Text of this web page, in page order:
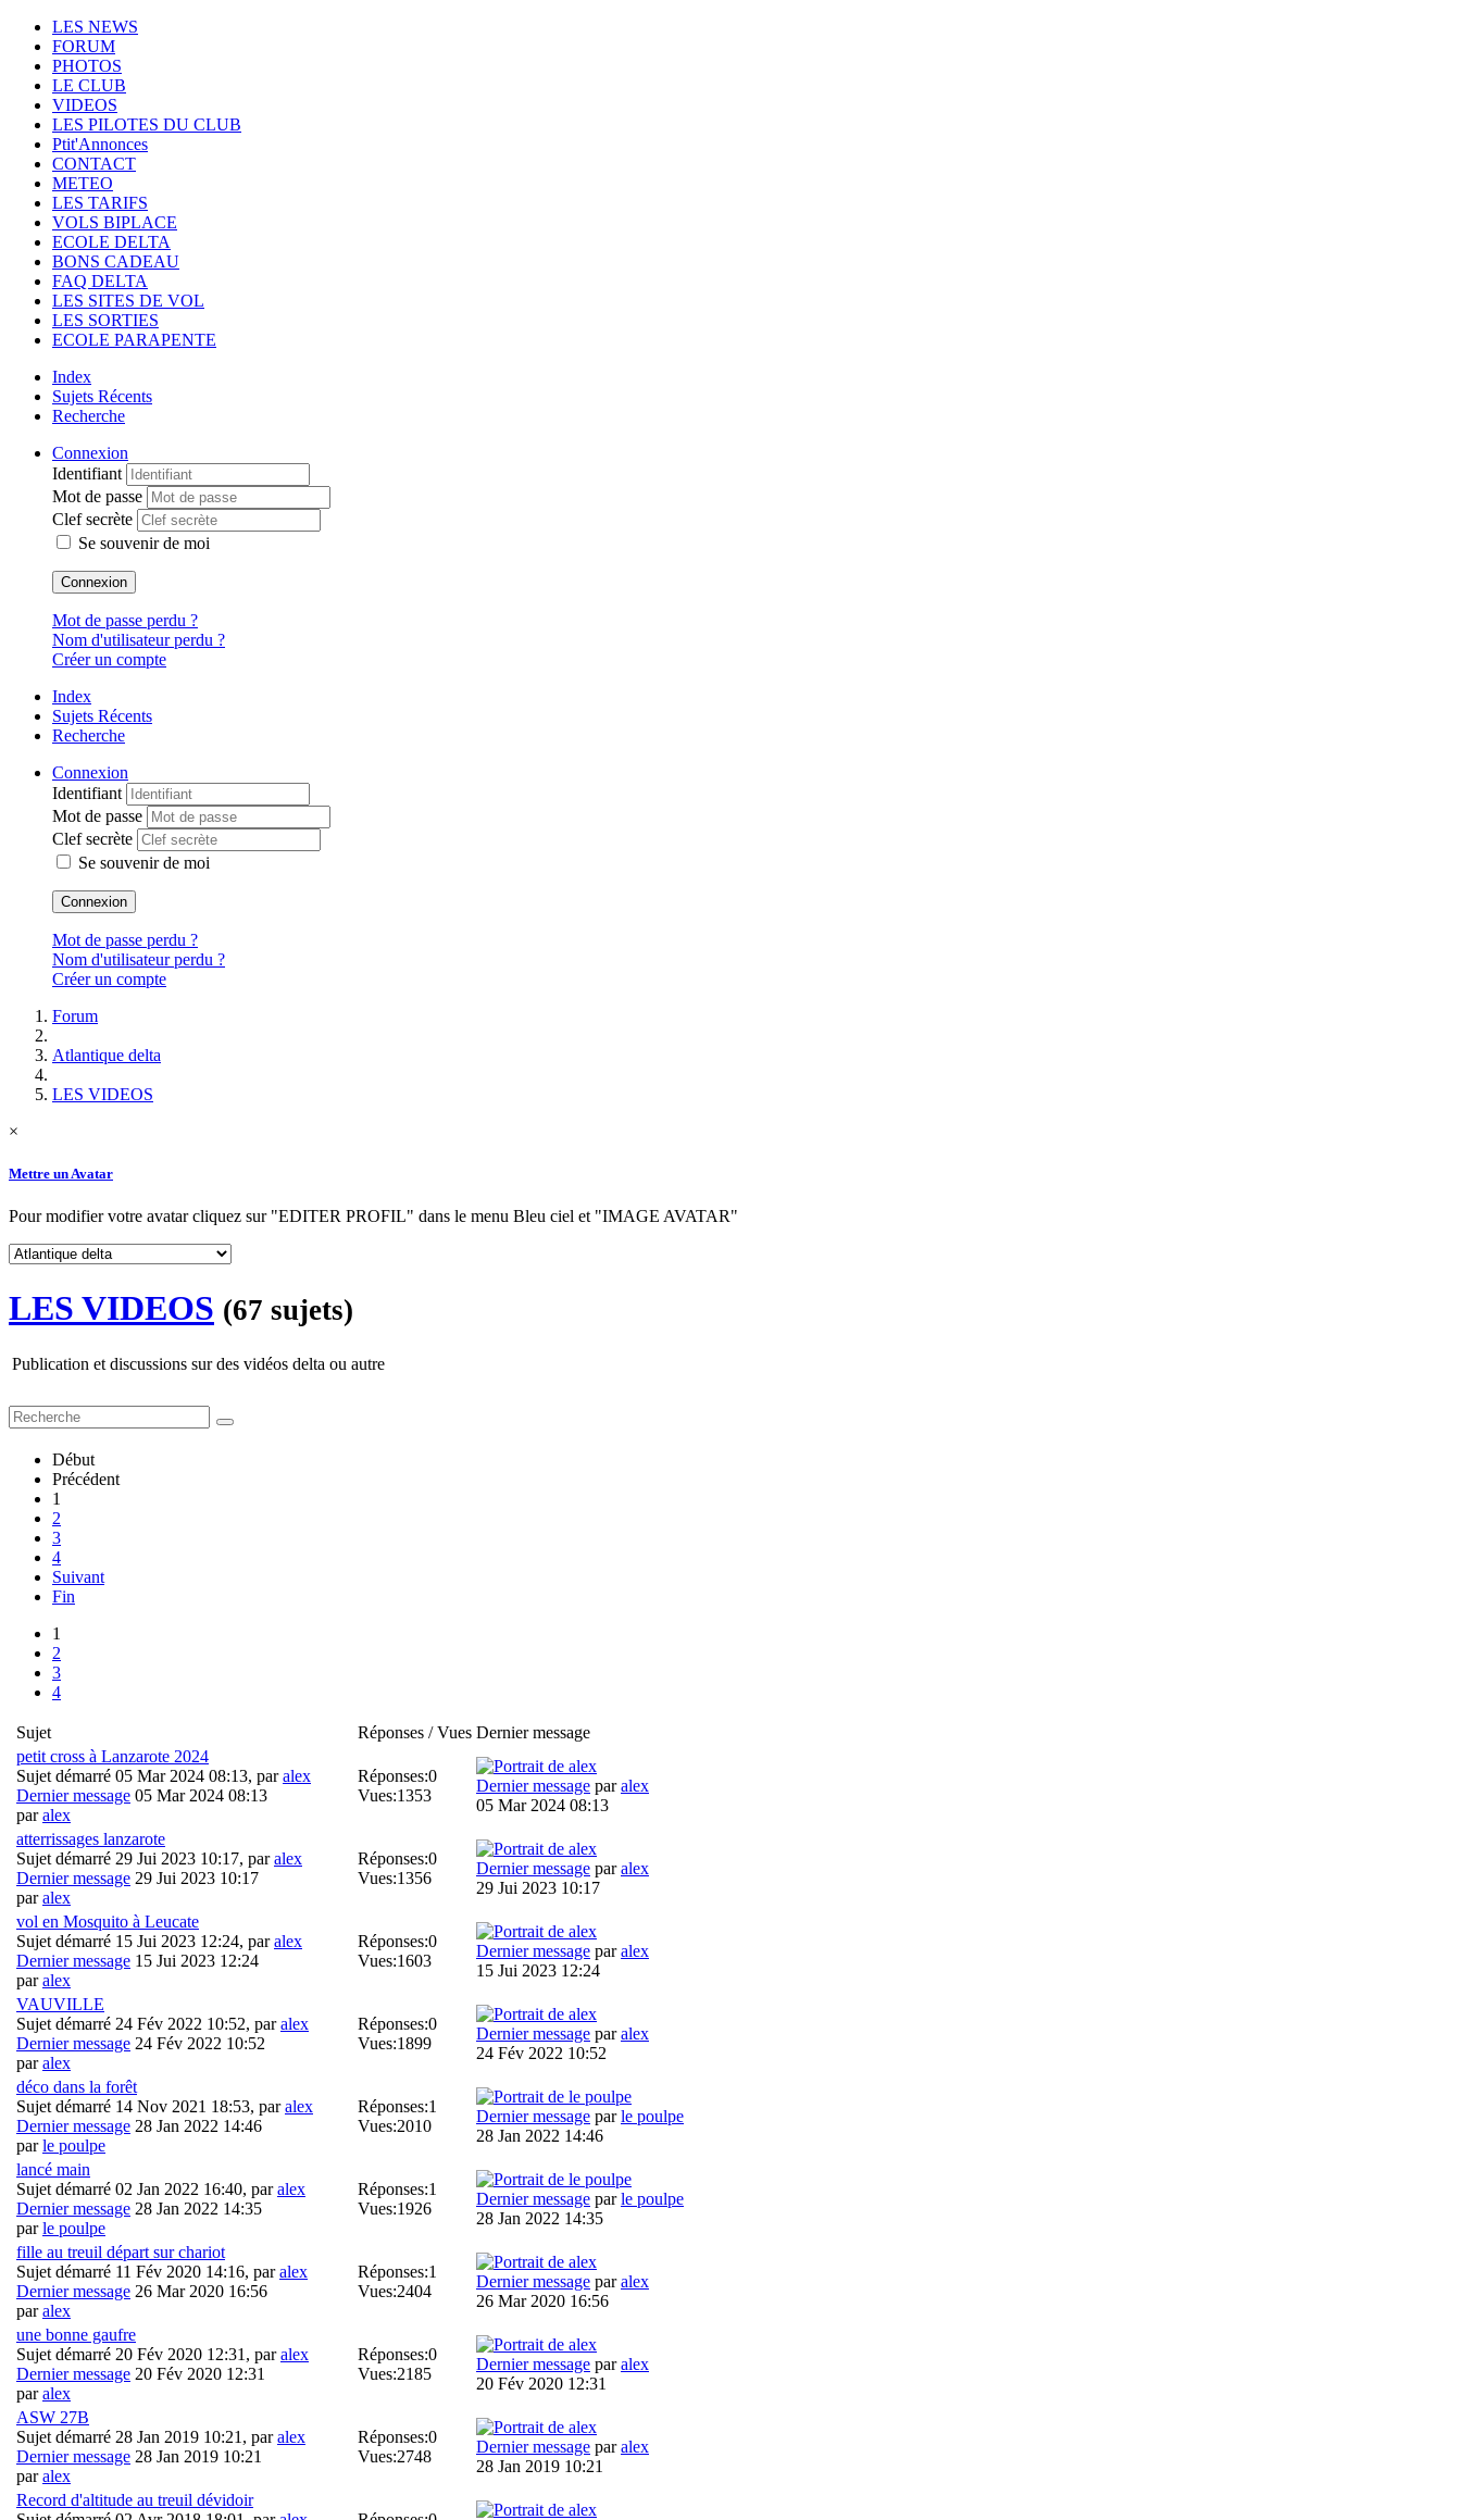
LES NEWS
FORUM
PHOTOS
LE CLUB
VIDEOS
LES PILOTES DU CLUB
Ptit'Annonces
CONTACT
METEO
LES TARIFS
VOLS BIPLACE
ECOLE DELTA
BONS CADEAU
FAQ DELTA
LES SITES DE VOL
LES SORTIES
ECOLE PARAPENTE
Index
Sujets Récents
Recherche
Connexion
Identifiant
Mot de passe
Clef secrète
Se souvenir de moi
Connexion
Mot de passe perdu ?
Nom d'utilisateur perdu ?
Créer un compte
Index
Sujets Récents
Recherche
Connexion
Identifiant
Mot de passe
Clef secrète
Se souvenir de moi
Connexion
Mot de passe perdu ?
Nom d'utilisateur perdu ?
Créer un compte
Forum
Atlantique delta
LES VIDEOS
×
Mettre un Avatar
Pour modifier votre avatar cliquez sur "EDITER PROFIL" dans le menu Bleu ciel et "IMAGE AVATAR"
LES VIDEOS (67 sujets)
Publication et discussions sur des vidéos delta ou autre
Début
Précédent
1
2
3
4
Suivant
Fin
1
2
3
4
Sujet Réponses / Vues Dernier message
petit cross à Lanzarote 2024
Sujet démarré 05 Mar 2024 08:13, paralex
Dernier message 05 Mar 2024 08:13
paralex
Réponses:0
Vues:1353
Dernier message paralex
05 Mar 2024 08:13
atterrissages lanzarote
Sujet démarré 29 Jui 2023 10:17, paralex
Dernier message 29 Jui 2023 10:17
paralex
Réponses:0
Vues:1356
Dernier message paralex
29 Jui 2023 10:17
vol en Mosquito à Leucate
Sujet démarré 15 Jui 2023 12:24, paralex
Dernier message 15 Jui 2023 12:24
paralex
Réponses:0
Vues:1603
Dernier message paralex
15 Jui 2023 12:24
VAUVILLE
Sujet démarré 24 Fév 2022 10:52, paralex
Dernier message 24 Fév 2022 10:52
paralex
Réponses:0
Vues:1899
Dernier message paralex
24 Fév 2022 10:52
déco dans la forêt
Sujet démarré 14 Nov 2021 18:53, paralex
Dernier message 28 Jan 2022 14:46
parle poulpe
Réponses:1
Vues:2010
Dernier message parle poulpe
28 Jan 2022 14:46
lancé main
Sujet démarré 02 Jan 2022 16:40, paralex
Dernier message 28 Jan 2022 14:35
parle poulpe
Réponses:1
Vues:1926
Dernier message parle poulpe
28 Jan 2022 14:35
fille au treuil départ sur chariot
Sujet démarré 11 Fév 2020 14:16, paralex
Dernier message 26 Mar 2020 16:56
paralex
Réponses:1
Vues:2404
Dernier message paralex
26 Mar 2020 16:56
une bonne gaufre
Sujet démarré 20 Fév 2020 12:31, paralex
Dernier message 20 Fév 2020 12:31
paralex
Réponses:0
Vues:2185
Dernier message paralex
20 Fév 2020 12:31
ASW 27B
Sujet démarré 28 Jan 2019 10:21, paralex
Dernier message 28 Jan 2019 10:21
paralex
Réponses:0
Vues:2748
Dernier message paralex
28 Jan 2019 10:21
Record d'altitude au treuil dévidoir